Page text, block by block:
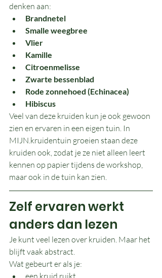
denken aan:
Brandnetel
Smalle weegbree
Vlier
Kamille
Citroenmelisse
Zwarte bessenblad
Rode zonnehoed (Echinacea)
Hibiscus
Veel van deze kruiden kun je ook gewoon
zien en ervaren in een eigen tuin. In
MIJN.kruidentuin groeien staan deze
kruiden ook, zodat je ze niet alleen leert
kennen op papier tijdens de workshop,
maar ook in de tuin kan zien.
Zelf ervaren werkt
anders dan lezen
Je kunt veel lezen over kruiden. Maar het
blijft vaak abstract.
Wat gebeurt er als je:
een kruid ruikt